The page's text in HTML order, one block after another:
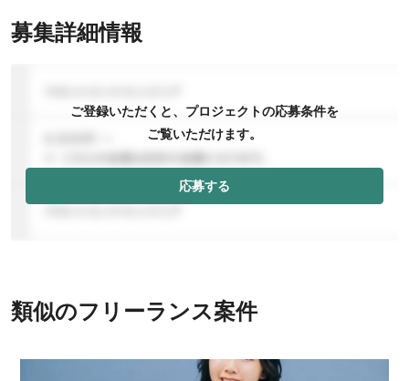
募集詳細情報
ご登録いただくと、プロジェクトの応募条件を
ご覧いただけます。
応募する
類似のフリーランス案件